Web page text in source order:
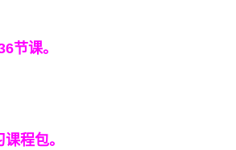
节课。
程包。